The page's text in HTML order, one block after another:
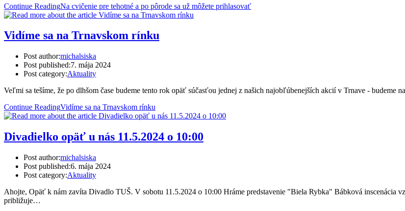
Continue ReadingNa cvičenie pre tehotné a po pôrode sa už môžete prihlasovať
Vidíme sa na Trnavskom rínku
Post author:michalsiska
Post published:7. mája 2024
Post category:Aktuality
Veľmi sa tešíme, že po dlhšom čase budeme tento rok opäť súčasťou jednej z našich najobľúbenejších akcií v Trnave -
Continue ReadingVidíme sa na Trnavskom rínku
Divadielko opäť u nás 11.5.2024 o 10:00
Post author:michalsiska
Post published:6. mája 2024
Post category:Aktuality
Ahojte, Opäť k nám zavíta Divadlo TUŠ. V sobotu 11.5.2024 o 10:00 Hráme predstavenie "Biela Rybka" Bábková
približuje…